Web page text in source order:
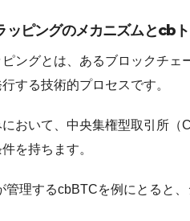
ッピングのメカニズムとcb
ングとは、あるブロックチェ
する技術的プロセスです。
において、中央集権型取引所
を持ちます。
管理するcbBTCを例にとると